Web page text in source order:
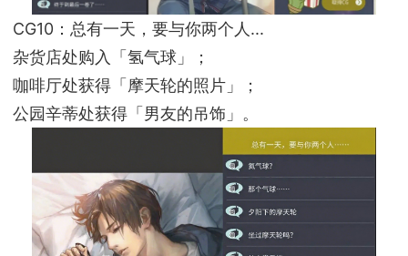
CG10：总有一天，要与你两个人...
杂货店处购入「氢气球」；
咖啡厅处获得「摩天轮的照片」；
公园辛蒂处获得「男友的吊饰」。